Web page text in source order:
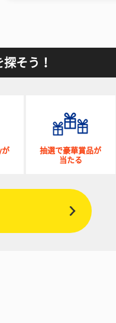
そう！
が
抽選で豪華賞品が
当たる